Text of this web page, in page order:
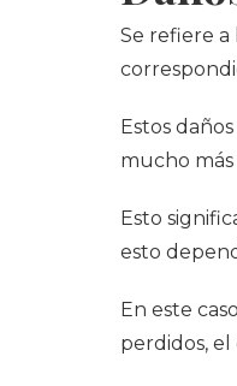
Se refiere
Estos
mucho
Esto
esto
En este
perdidos,